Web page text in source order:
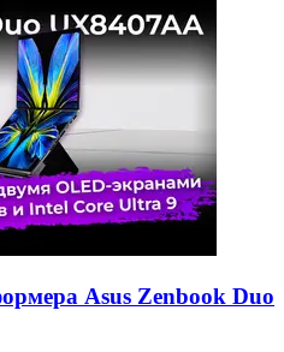
Asus Zenbook Duo